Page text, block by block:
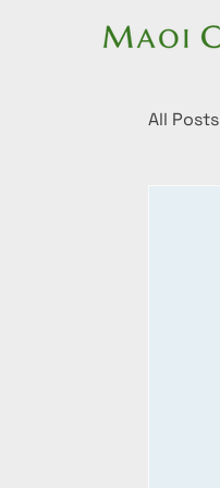
All Posts